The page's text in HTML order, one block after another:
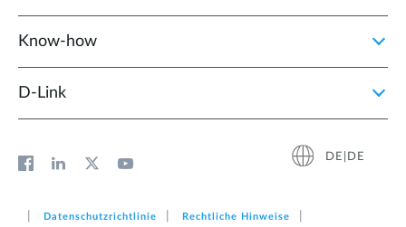
Know-how
D‑Link
DE|DE
Datenschutzrichtlinie Rechtliche Hinweise